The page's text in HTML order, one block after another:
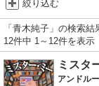
絞り込む
「青木純子」の検索結
12件中 1～12件を表示
ミスタ
アンドル